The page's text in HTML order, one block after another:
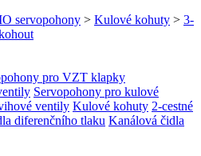
servopohony > Kulové kohuty > 3-
pro VZT klapky
Servopohony pro kulové
ventily Kulové kohuty 2-cestné
diferenčního tlaku Kanálová čidla